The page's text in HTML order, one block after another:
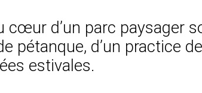
cœur d’un parc paysager
pétanque, d’un practice
estivales.